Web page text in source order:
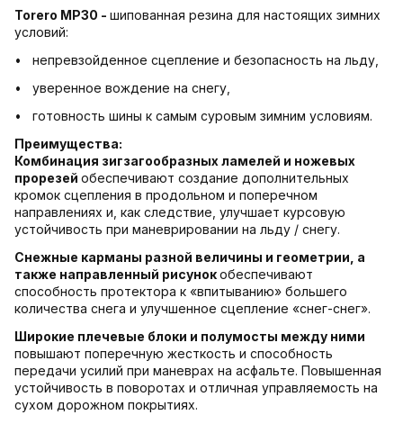
Torero MP30 - шипованная резина для настоящих зимних
условий:
• непревзойденное сцепление и безопасность на льду,
• уверенное вождение на снегу,
• готовность шины к самым суровым зимним условиям.
Преимущества:
Комбинация зигзагообразных ламелей и ножевых
прорезей обеспечивают создание дополнительных
кромок сцепления в продольном и поперечном
направлениях и, как следствие, улучшает курсовую
устойчивость при маневрировании на льду / снегу.
Снежные карманы разной величины и геометрии, а
также направленный рисунокобеспечивают
способность протектора к «впитыванию» большего
количества снега и улучшенное сцепление «снег-снег».
Широкие плечевые блоки и полумосты между ними
повышают поперечную жесткость и способность
передачи усилий при маневрах на асфальте. Повышенная
устойчивость в поворотах и отличная управляемость на
сухом дорожном покрытиях.